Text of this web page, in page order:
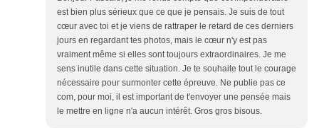
est bien plus sérieux que ce que je pensais. Je suis de tout
cœur avec toi et je viens de rattraper le retard de ces derniers
jours en regardant tes photos, mais le cœur n'y est pas
vraiment même si elles sont toujours extraordinaires. Je me
sens inutile dans cette situation. Je te souhaite tout le courage
nécessaire pour surmonter cette épreuve. Ne publie pas ce
com, pour moi, il est important de t'envoyer une pensée mais
le mettre en ligne n'a aucun intérêt. Gros gros bisous.